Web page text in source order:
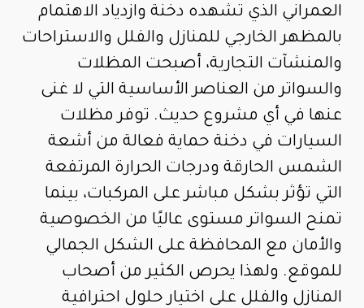
العمراني الذي تشهده دخنة وازدياد الاهتمام
بالمظهر الخارجي للمنازل والفلل والاستراحات
والمنشآت التجارية، أصبحت المظلات
والسواتر من العناصر الأساسية التي لا غنى
عنها في أي مشروع حديث. توفر مظلات
السيارات في دخنة حماية فعالة من أشعة
الشمس الحارقة ودرجات الحرارة المرتفعة
التي تؤثر بشكل مباشر على المركبات، بينما
تمنح السواتر مستوى عاليًا من الخصوصية
والأمان مع المحافظة على الشكل الجمالي
للموقع. ولهذا يحرص الكثير من أصحاب
المنازل والفلل على اختيار حلول احترافية